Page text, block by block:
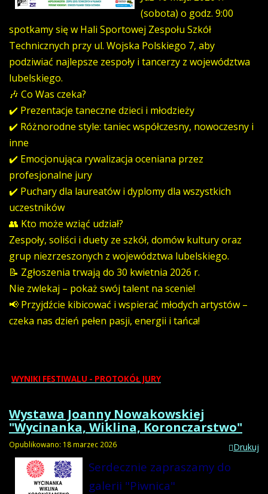
(sobota) o godz. 9:00
spotkamy się w Hali Sportowej Zespołu Szkół
Technicznych przy ul. Wojska Polskiego 7, aby
podziwiać najlepsze zespoły i tancerzy z województwa
lubelskiego.
🎶 Co Was czeka?
✔️ Prezentacje taneczne dzieci i młodzieży
✔️ Różnorodne style: taniec współczesny, nowoczesny i
inne
✔️ Emocjonująca rywalizacja oceniana przez
profesjonalne jury
✔️ Puchary dla laureatów i dyplomy dla wszystkich
uczestników
👥 Kto może wziąć udział?
Zespoły, soliści i duety ze szkół, domów kultury oraz
grup niezrzeszonych z województwa lubelskiego.
📝 Zgłoszenia trwają do 30 kwietnia 2026 r.
Nie zwlekaj – pokaż swój talent na scenie!
📢 Przyjdźcie kibicować i wspierać młodych artystów –
czeka nas dzień pełen pasji, energii i tańca!
WYNIKI FESTIWALU - PROTOKÓŁ JURY
Wystawa Joanny Nowakowskiej
"Wycinanka, Wiklina, Koronczarstwo"
Drukuj
Opublikowano: 18 marzec 2026
Serdecznie zapraszamy do
galerii "Piwnica"